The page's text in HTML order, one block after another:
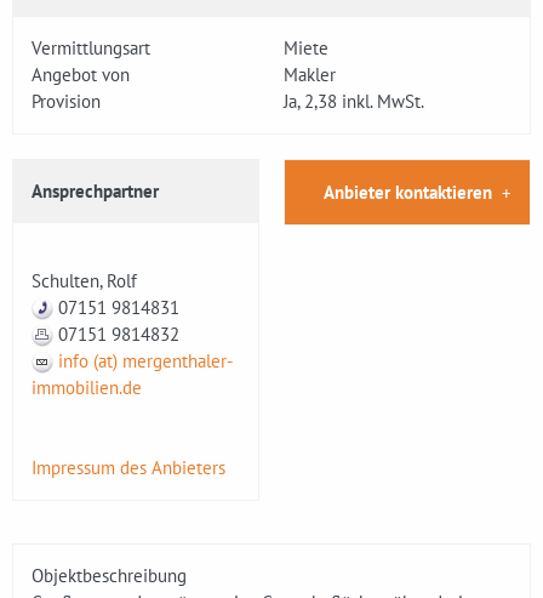
Vermittlungsart
Miete
Angebot von
Makler
Provision
Ja, 2,38 inkl. MwSt.
Ansprechpartner
Schulten, Rolf
07151 9814831
07151 9814832
info (at) mergenthaler-
immobilien.de
Impressum des Anbieters
Anbieter kontaktieren
Objektbeschreibung